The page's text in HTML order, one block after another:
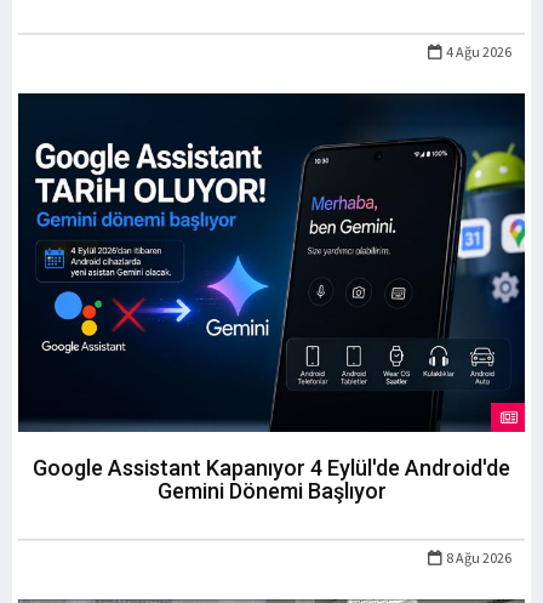
4 Ağu 2026
Google Assistant Kapanıyor 4 Eylül'de Android'de
Gemini Dönemi Başlıyor
8 Ağu 2026